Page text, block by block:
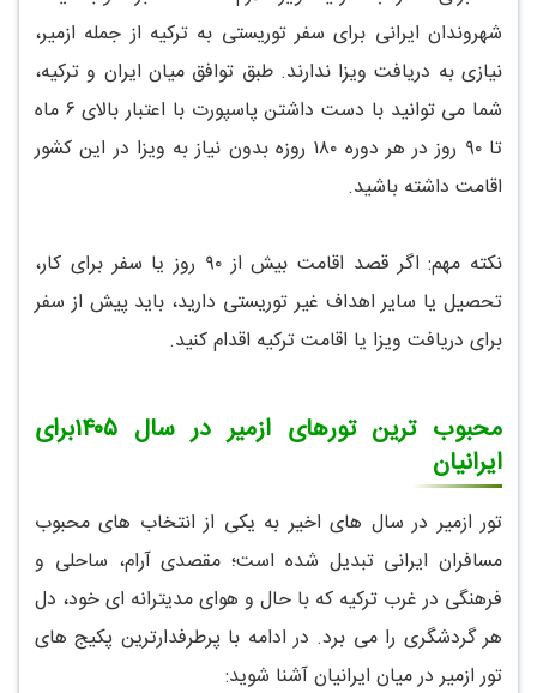
شهروندان ایرانی برای سفر توریستی به ترکیه از جمله ازمیر،
نیازی به دریافت ویزا ندارند. طبق توافق میان ایران و ترکیه،
شما می توانید با دست داشتن پاسپورت با اعتبار بالای ۶ ماه
تا ۹۰ روز در هر دوره ۱۸۰ روزه بدون نیاز به ویزا در این کشور
اقامت داشته باشید.
نکته مهم: اگر قصد اقامت بیش از ۹۰ روز یا سفر برای کار،
تحصیل یا سایر اهداف غیر توریستی دارید، باید پیش از سفر
برای دریافت ویزا یا اقامت ترکیه اقدام کنید.
محبوب ترین تورهای ازمیر در سال ۱۴۰۵برای
ایرانیان
تور ازمیر در سال های اخیر به یکی از انتخاب های محبوب
مسافران ایرانی تبدیل شده است؛ مقصدی آرام، ساحلی و
فرهنگی در غرب ترکیه که با حال و هوای مدیترانه ای خود، دل
هر گردشگری را می برد. در ادامه با پرطرفدارترین پکیج های
تور ازمیر در میان ایرانیان آشنا شوید: